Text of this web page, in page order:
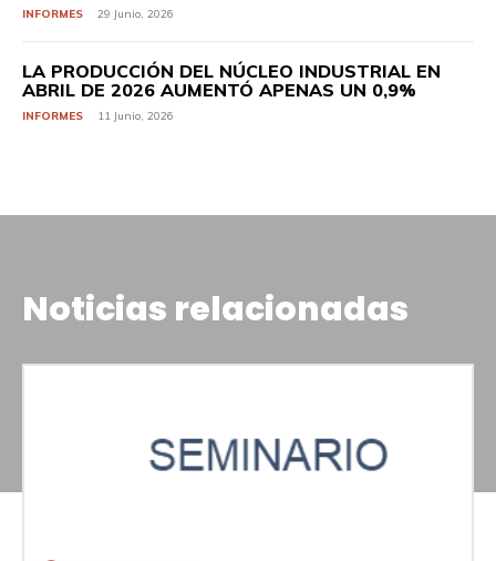
INFORMES 29 Junio, 2026
LA PRODUCCIÓN DEL NÚCLEO INDUSTRIAL EN
ABRIL DE 2026 AUMENTÓ APENAS UN 0,9%
INFORMES 11 Junio, 2026
Noticias relacionadas